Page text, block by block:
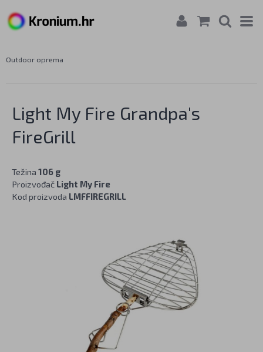
Outdoor oprema
Light My Fire Grandpa's
FireGrill
Težina 106 g
Proizvođač Light My Fire
Kod proizvoda LMFFIREGRILL